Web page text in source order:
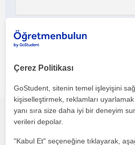
politikamızıkabul etmiş olursunuz
Bu profili paylaş veya e-
Çerez Politikası
GoStudent, sitenin temel işleyişini
kişiselleştirmek, reklamları
yanı sıra size daha iyi bir deneyim
verileri depolar.
"Kabul Et" seçeneğine tıklayarak,